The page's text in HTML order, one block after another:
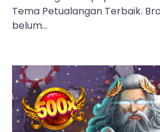
Tema Petualangan Terbaik.
belum…